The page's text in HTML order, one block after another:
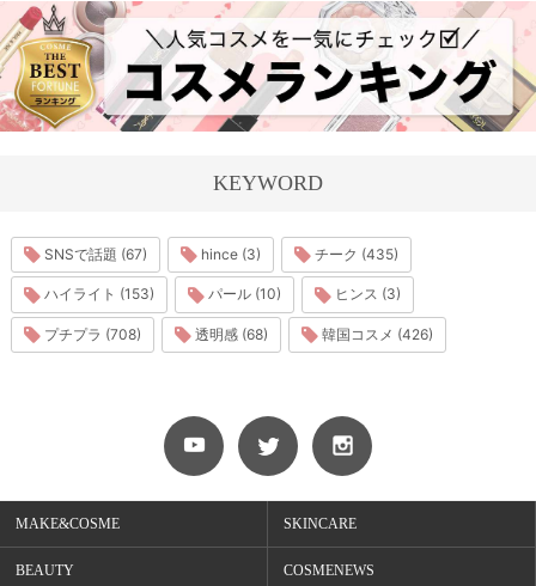
KEYWORD
SNSで話題 (67) hince (3) チーク (435)
ハイライト (153) パール (10) ヒンス (3)
プチプラ (708) 透明感 (68) 韓国コスメ (426)
MAKE&COSME SKINCARE
BEAUTY COSMENEWS